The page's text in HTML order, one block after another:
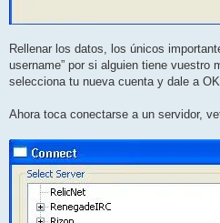
Rellenar los datos, los únicos
username” por si alguien tiene vuestro
selecciona tu nueva cuenta y dale a OK.
Ahora toca conectarse a un servidor,